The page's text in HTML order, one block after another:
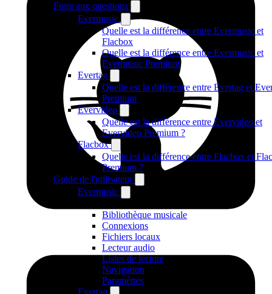
Foire aux questions
Evermusic
Quelle est la différence entre Evermusic et
Flacbox
Quelle est la différence entre Evermusic et
Evermusic Premium
Evertag
Quelle est la différence entre Evertag et
Premium
Evervideo
Quelle est la différence entre Evervideo et
Evervideo Premium ?
Flacbox
Quelle est la différence entre Flacbox et
Premium ?
Guide de l'utilisateur
Evermusic
Bibliothèque musicale
Connexions
Fichiers locaux
Lecteur audio
Listes de lecture
Navigation
Paramètres
Evertag